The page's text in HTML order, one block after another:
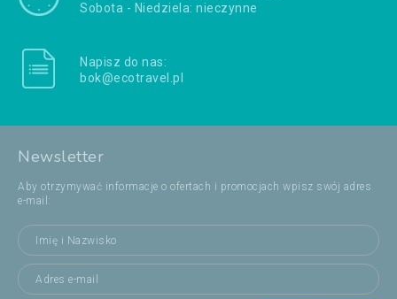
Sobota - Niedziela: nieczynne
Napisz do nas:
bok@ecotravel.pl
Newsletter
Aby otrzymywać informacje o ofertach i promocjach wpisz swój adres
e-mail: